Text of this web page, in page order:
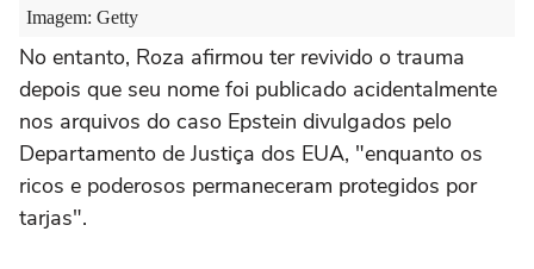
No entanto, Roza afirmou ter revivido o trauma
depois que seu nome foi publicado acidentalmente
nos arquivos do caso Epstein divulgados pelo
Departamento de Justiça dos EUA, "enquanto os
ricos e poderosos permaneceram protegidos por
tarjas".